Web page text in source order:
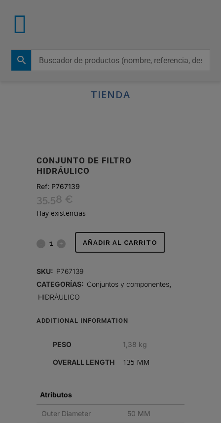
TIENDA
CONJUNTO DE FILTRO
HIDRÁULICO
Ref: P767139
35,58 €
Hay existencias
CONJUNTO
HIDRÁULICO
AÑADIR AL CARRITO
SKU: P767139
CATEGORÍAS: Conjuntos y componentes
HIDRÁULICO
ADDITIONAL INFORMATION
PESO 1,38 kg
OVERALL LENGTH 135 MM
Atributos
Outer Diameter 50 MM